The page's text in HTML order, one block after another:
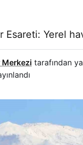
Esareti: Yerel
Merkezi tarafından